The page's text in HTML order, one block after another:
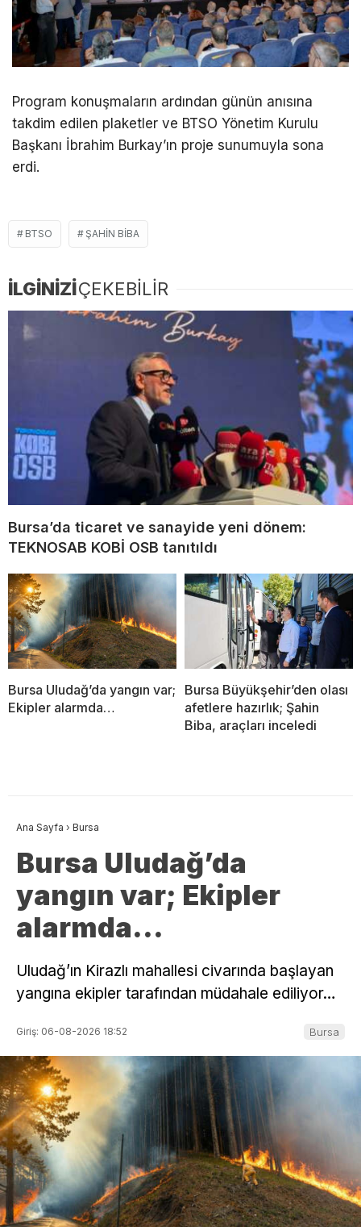
Program konuşmaların ardından günün anısına
takdim edilen plaketler ve BTSO Yönetim Kurulu
Başkanı İbrahim Burkay’ın proje sunumuyla sona
erdi.
BTSO ŞAHIN BIBA
İLGİNİZİÇEKEBİLİR
Bursa’da ticaret ve sanayide yeni dönem:
TEKNOSAB KOBİ OSB tanıtıldı
Bursa Uludağ’da yangın var;
Ekipler alarmda…
Bursa Büyükşehir’den olası
afetlere hazırlık; Şahin
Biba, araçları inceledi
Ana Sayfa › Bursa
Bursa Uludağ’da
yangın var; Ekipler
alarmda…
Uludağ’ın Kirazlı mahallesi civarında başlayan
yangına ekipler tarafından müdahale ediliyor…
Giriş: 06-08-2026 18:52 Bursa